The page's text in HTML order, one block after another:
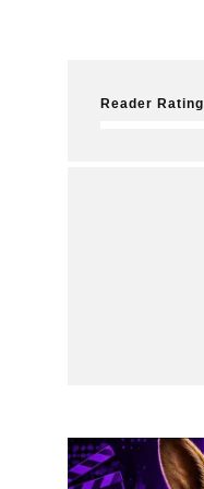
Reader Rating